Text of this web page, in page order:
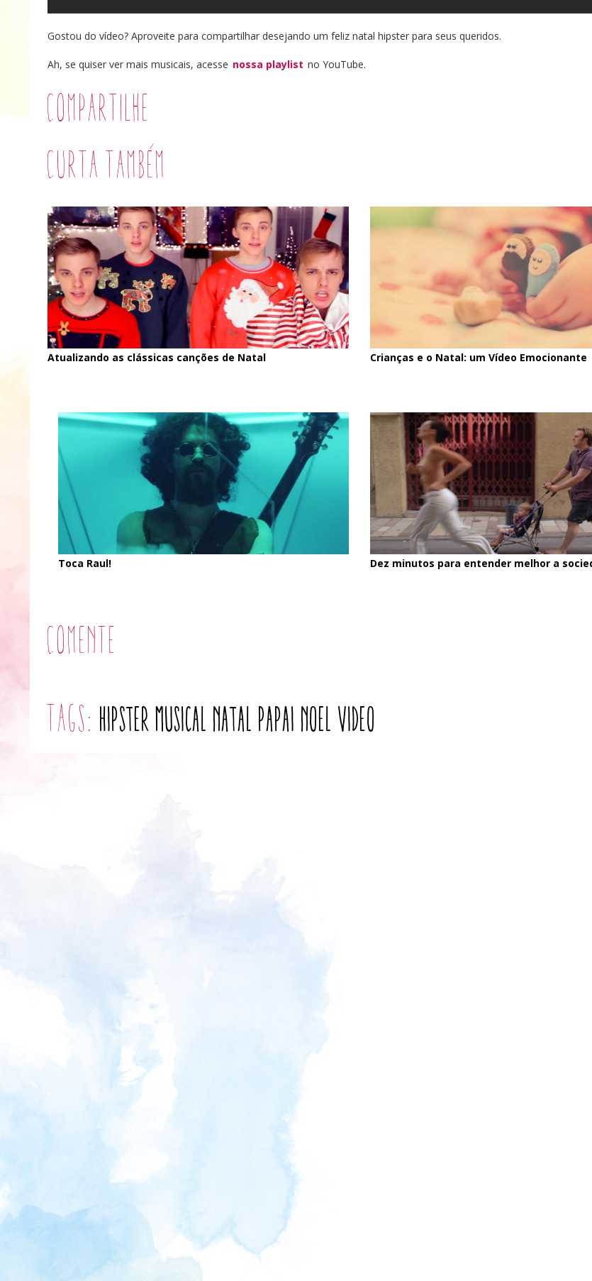
Gostou do vídeo? Aproveite para compartilhar desejando um feliz natal hipster para seus queridos.
Ah, se quiser ver mais musicais, acesse nossa playlist no YouTube.
Compartilhe
Curta também
Atualizando as clássicas canções de Natal Crianças e o Natal: um Vídeo Emocionante
Toca Raul! Dez minutos para entender melhor a
Comente
tags: hipstermusicalnatalpapai noelvideo